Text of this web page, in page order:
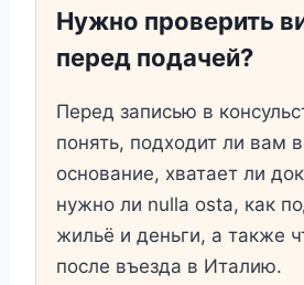
Нужно проверить
перед подачей?
Перед записью в
понять, подходит ли вам
основание, хватает ли
нужно ли nulla osta, как
жильё и деньги, а также
после въезда в Италию.